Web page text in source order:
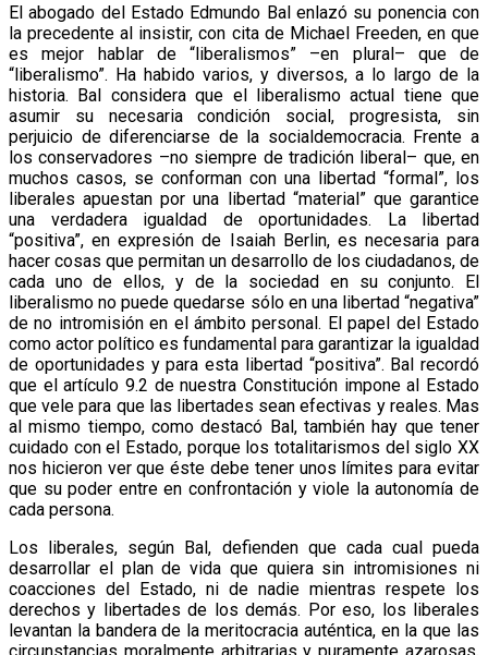
El abogado del Estado Edmundo Bal enlazó su ponencia con
la precedente al insistir, con cita de Michael Freeden, en que
es mejor hablar de “liberalismos” –en plural– que de
“liberalismo”. Ha habido varios, y diversos, a lo largo de la
historia. Bal considera que el liberalismo actual tiene que
asumir su necesaria condición social, progresista, sin
perjuicio de diferenciarse de la socialdemocracia. Frente a
los conservadores –no siempre de tradición liberal– que, en
muchos casos, se conforman con una libertad “formal”, los
liberales apuestan por una libertad “material” que garantice
una verdadera igualdad de oportunidades. La libertad
“positiva”, en expresión de Isaiah Berlin, es necesaria para
hacer cosas que permitan un desarrollo de los ciudadanos, de
cada uno de ellos, y de la sociedad en su conjunto. El
liberalismo no puede quedarse sólo en una libertad “negativa”
de no intromisión en el ámbito personal. El papel del Estado
como actor político es fundamental para garantizar la igualdad
de oportunidades y para esta libertad “positiva”. Bal recordó
que el artículo 9.2 de nuestra Constitución impone al Estado
que vele para que las libertades sean efectivas y reales. Mas
al mismo tiempo, como destacó Bal, también hay que tener
cuidado con el Estado, porque los totalitarismos del siglo XX
nos hicieron ver que éste debe tener unos límites para evitar
que su poder entre en confrontación y viole la autonomía de
cada persona.
Los liberales, según Bal, defienden que cada cual pueda
desarrollar el plan de vida que quiera sin intromisiones ni
coacciones del Estado, ni de nadie mientras respete los
derechos y libertades de los demás. Por eso, los liberales
levantan la bandera de la meritocracia auténtica, en la que las
circunstancias moralmente arbitrarias y puramente azarosas,